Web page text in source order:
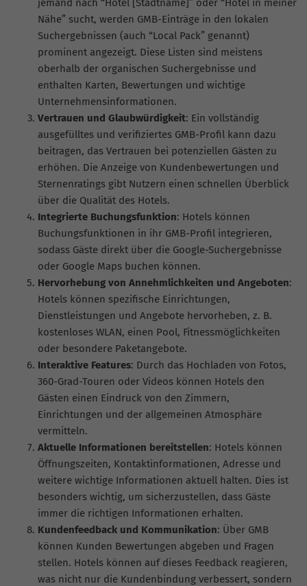
jemand nach “Hotel [Stadtname]” oder “Hotel in meiner
Nähe” sucht, werden GMB-Einträge in den lokalen
Suchergebnissen (auch “Local Pack” genannt)
prominent angezeigt. Diese Listen sind meistens
oberhalb der organischen Suchergebnisse und
enthalten Karten, Bewertungen und wichtige
Unternehmensinformationen.
Vertrauen und Glaubwürdigkeit: Ein vollständig
ausgefülltes und verifiziertes GMB-Profil kann dazu
beitragen, das Vertrauen bei potenziellen Gästen zu
erhöhen. Die Anzeige von Kundenbewertungen und
Sternenratings gibt Nutzern einen schnellen Überblick
über die Qualität des Hotels.
Integrierte Buchungsfunktion: Hotels können
Buchungsfunktionen in ihr GMB-Profil integrieren,
sodass Gäste direkt über die Google-Suchergebnisse
oder Google Maps buchen können.
Hervorhebung von Annehmlichkeiten und Angeboten:
Hotels können spezifische Einrichtungen,
Dienstleistungen und Angebote hervorheben, z. B.
kostenloses WLAN, einen Pool, Fitnessmöglichkeiten
oder besondere Paketangebote.
Interaktive Features: Durch das Hochladen von Fotos,
360-Grad-Touren oder Videos können Hotels den
Gästen einen Eindruck von den Zimmern,
Einrichtungen und der allgemeinen Atmosphäre
vermitteln.
Aktuelle Informationen bereitstellen: Hotels können
Öffnungszeiten, Kontaktinformationen, Adresse und
weitere wichtige Informationen aktuell halten. Dies ist
besonders wichtig, um sicherzustellen, dass Gäste
immer die richtigen Informationen erhalten.
Kundenfeedback und Kommunikation: Über GMB
können Kunden Bewertungen abgeben und Fragen
stellen. Hotels können auf dieses Feedback reagieren,
was nicht nur die Kundenbindung verbessert, sondern